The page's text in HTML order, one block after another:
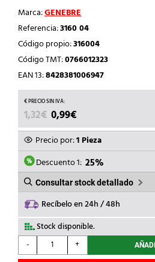
Marca:GENEBRE
Referencia:3160 04
Código propio:316004
Código TMT:0766012323
EAN 13:8428381006947
1,32€ EL
PRECIO
ORIGINAL
ERA:
1,32€.
0,99€
PRECIO
ACTUAL
ES:
0,99€.
Precio por:1 Pieza
Descuento 1: 25%
Consultar stock detallado
Recíbelo en 24h / 48h
Stock disponible.
-
GENEBRE
-
+